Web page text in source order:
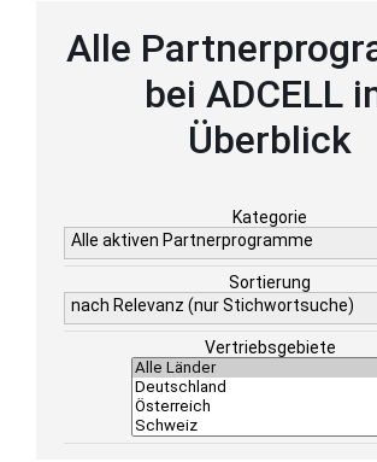
Alle
bei ADCELL
Überblick
Kategorie
Alle aktiven Partnerprogramme
Sortierung
nach Relevanz (nur Stichwortsuche)
Vertriebsgebiete